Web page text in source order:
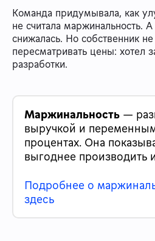
Команда придумывала, как
не считала маржинальность.
снижалась. Но собственник
пересматривать цены: хотел
разработки.
Маржинальность —
выручкой и
процентах. Она
выгоднее производить
Подробнее о
здесь